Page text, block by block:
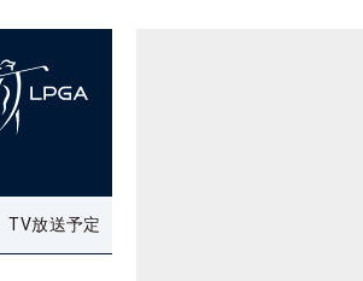
TV放送予定